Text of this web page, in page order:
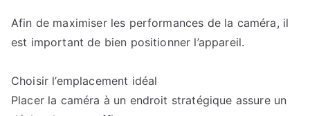
Afin de maximiser les performances de la caméra, il
est important de bien positionner l’appareil.
Choisir l’emplacement idéal
Placer la caméra à un endroit stratégique assure un